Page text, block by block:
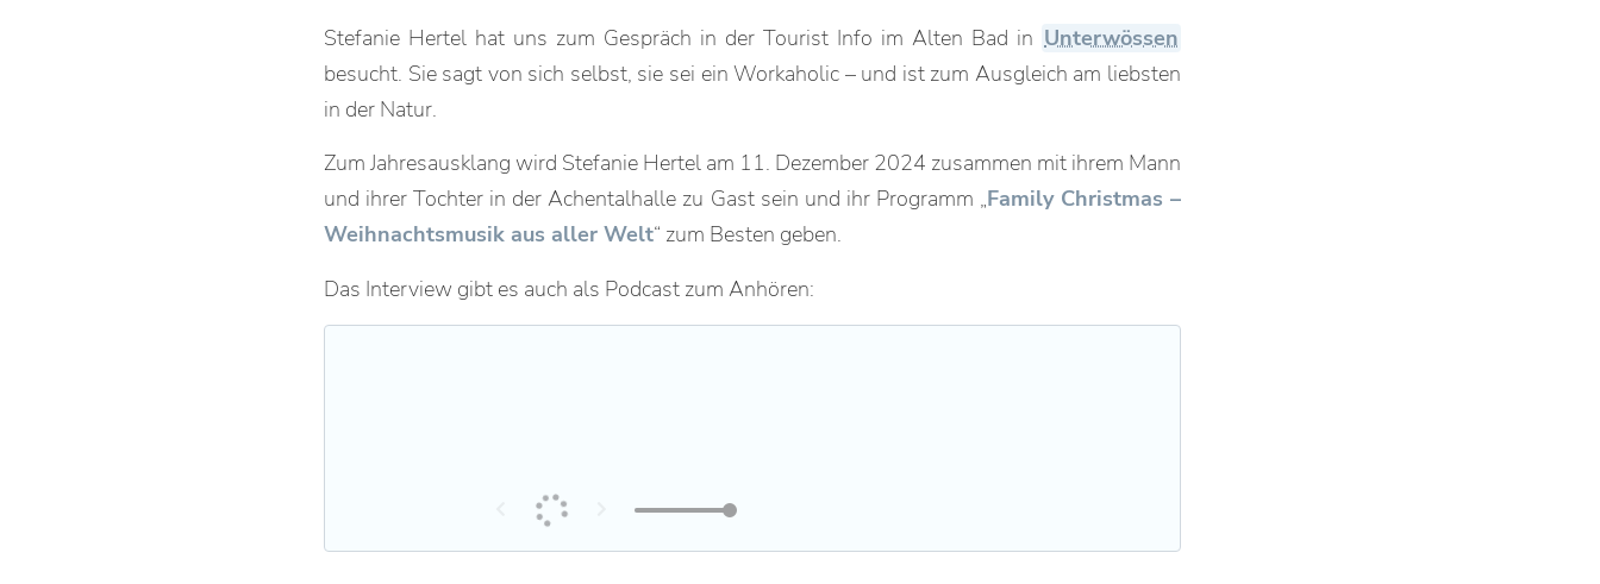
Stefanie Hertel hat uns zum Gespräch in der Tourist Info im Alten Bad in Unterwössen
besucht. Sie sagt von sich selbst, sie sei ein Workaholic – und ist zum Ausgleich am liebsten
in der Natur.
Zum Jahresausklang wird Stefanie Hertel am 11. Dezember 2024 zusammen mit ihrem Mann
und ihrer Tochter in der Achentalhalle zu Gast sein und ihr Programm „Family Christmas –
Weihnachtsmusik aus aller Welt“ zum Besten geben.
Das Interview gibt es auch als Podcast zum Anhören: